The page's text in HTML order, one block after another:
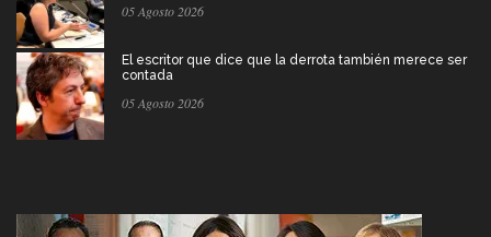
05 Agosto 2026
El escritor que dice que la derrota también merece ser
contada
05 Agosto 2026